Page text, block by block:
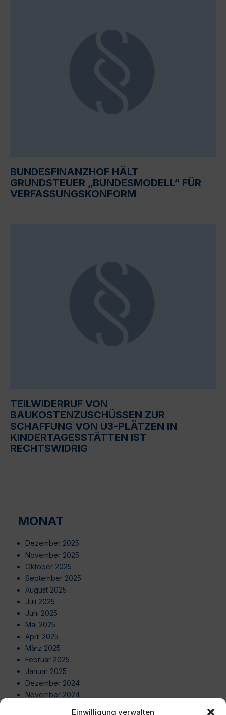
Einwilligung verwalten
BUNDESFINANZHOF HÄLT
GRUNDSTEUER „BUNDESMODELL“ FÜR
VERFASSUNGSKONFORM
TEILWIDERRUF VON
BAUKOSTENZUSCHÜSSEN ZUR
SCHAFFUNG VON U3-PLÄTZEN IN
KINDERTAGESSTÄTTEN IST
RECHTSWIDRIG
MONAT
Dezember 2025
November 2025
Oktober 2025
September 2025
August 2025
Juli 2025
Juni 2025
Mai 2025
April 2025
März 2025
Februar 2025
Januar 2025
Dezember 2024
November 2024